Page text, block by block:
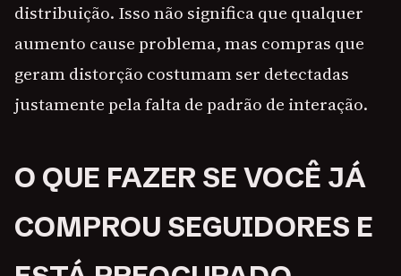
distribuição. Isso não significa que qualquer
aumento cause problema, mas compras que
geram distorção costumam ser detectadas
justamente pela falta de padrão de interação.
O QUE FAZER SE VOCÊ JÁ
COMPROU SEGUIDORES E